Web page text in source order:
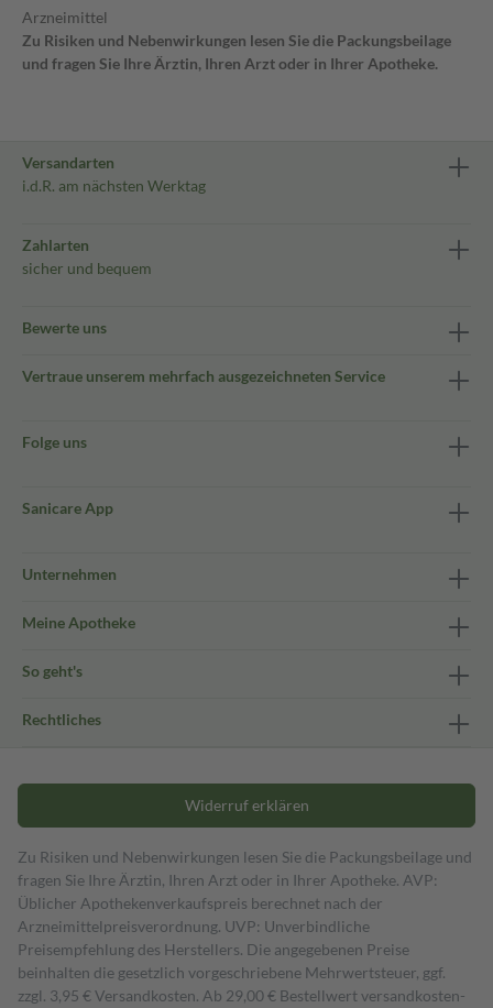
Arzneimittel
Zu Risiken und Nebenwirkungen lesen Sie die Packungsbeilage
und fragen Sie Ihre Ärztin, Ihren Arzt oder in Ihrer Apotheke.
Versandarten
i.d.R. am nächsten Werktag
Zahlarten
sicher und bequem
Bewerte uns
Vertraue unserem mehrfach ausgezeichneten Service
Folge uns
Sanicare App
Unternehmen
Meine Apotheke
So geht's
Rechtliches
Widerruf erklären
Zu Risiken und Nebenwirkungen lesen Sie die Packungsbeilage und
fragen Sie Ihre Ärztin, Ihren Arzt oder in Ihrer Apotheke. AVP:
Üblicher Apothekenverkaufspreis berechnet nach der
Arzneimittelpreisverordnung. UVP: Unverbindliche
Preisempfehlung des Herstellers. Die angegebenen Preise
beinhalten die gesetzlich vorgeschriebene Mehrwertsteuer, ggf.
zzgl. 3,95 € Versandkosten. Ab 29,00 € Bestell­wert versand­kosten­